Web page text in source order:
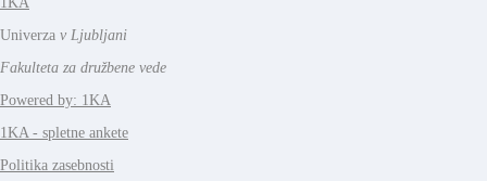
Univerza v Ljubljani
Fakulteta za družbene vede
Powered by: 1KA
1KA - spletne ankete
Politika zasebnosti